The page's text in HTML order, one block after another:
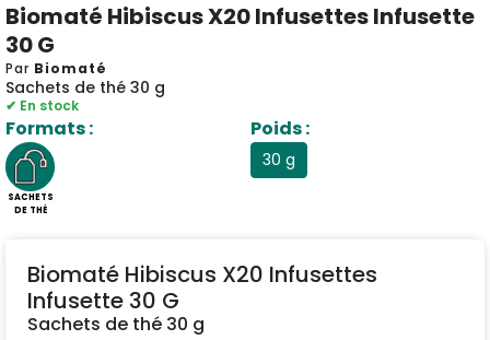
Biomaté Hibiscus X20 Infusettes Infusette
30 G
Par Biomaté
Sachets de thé 30 g
✔ En stock
Formats :
SACHETS
DE THÉ
Poids :
30 g
Biomaté Hibiscus X20 Infusettes
Infusette 30 G
Sachets de thé 30 g